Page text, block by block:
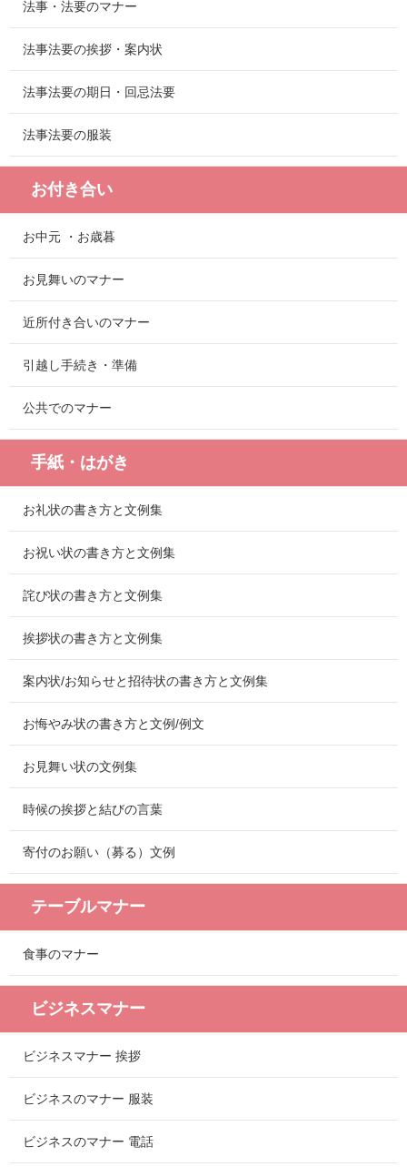
法事・法要のマナー
法事法要の挨拶・案内状
法事法要の期日・回忌法要
法事法要の服装
お付き合い
お中元 ・お歳暮
お見舞いのマナー
近所付き合いのマナー
引越し手続き・準備
公共でのマナー
手紙・はがき
お礼状の書き方と文例集
お祝い状の書き方と文例集
詫び状の書き方と文例集
挨拶状の書き方と文例集
案内状/お知らせと招待状の書き方と文例集
お悔やみ状の書き方と文例/例文
お見舞い状の文例集
時候の挨拶と結びの言葉
寄付のお願い（募る）文例
テーブルマナー
食事のマナー
ビジネスマナー
ビジネスマナー 挨拶
ビジネスのマナー 服装
ビジネスのマナー 電話